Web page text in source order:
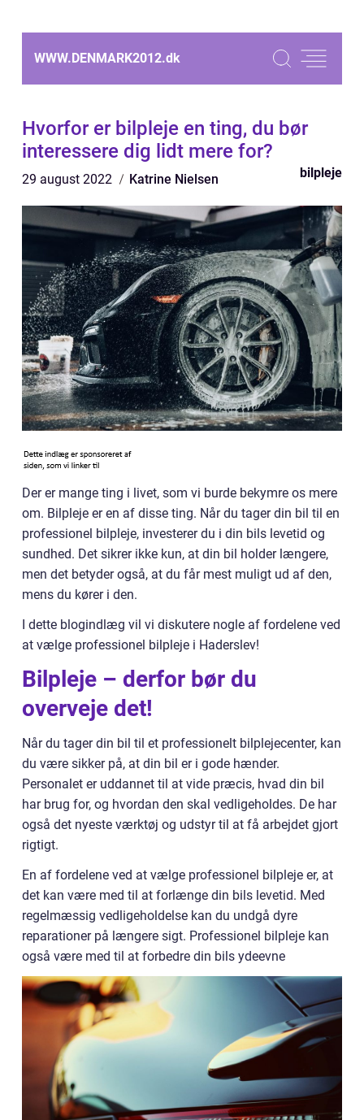
WWW.DENMARK2012.dk
Hvorfor er bilpleje en ting, du bør
interessere dig lidt mere for?
29 august 2022 Katrine Nielsen bilpleje
Der er mange ting i livet, som vi burde bekymre os mere
om. Bilpleje er en af disse ting. Når du tager din bil til en
professionel bilpleje, investerer du i din bils levetid og
sundhed. Det sikrer ikke kun, at din bil holder længere,
men det betyder også, at du får mest muligt ud af den,
mens du kører i den.
I dette blogindlæg vil vi diskutere nogle af fordelene ved
at vælge professionel bilpleje i Haderslev!
Bilpleje – derfor bør du
overveje det!
Når du tager din bil til et professionelt bilplejecenter, kan
du være sikker på, at din bil er i gode hænder.
Personalet er uddannet til at vide præcis, hvad din bil
har brug for, og hvordan den skal vedligeholdes. De har
også det nyeste værktøj og udstyr til at få arbejdet gjort
rigtigt.
En af fordelene ved at vælge professionel bilpleje er, at
det kan være med til at forlænge din bils levetid. Med
regelmæssig vedligeholdelse kan du undgå dyre
reparationer på længere sigt. Professionel bilpleje kan
også være med til at forbedre din bils ydeevne